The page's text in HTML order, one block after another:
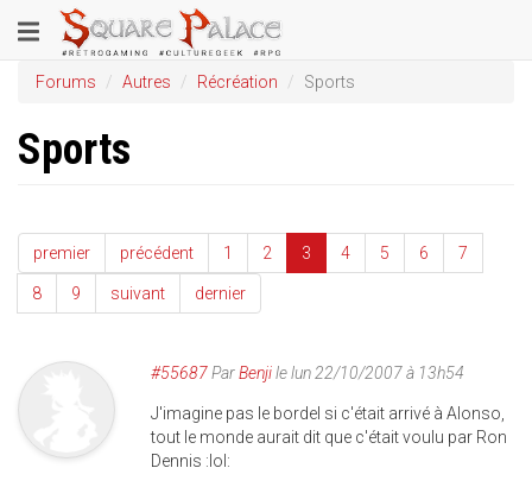
au
contenu
principal
Toggle
navigation
Forums Autres Récréation Sports
Sports
premier précédent 1 2 3 4 5 6 7
8 9 suivant dernier
#55687ParBenjile lun 22/10/2007 à 13h54
J'imagine pas le bordel si c'était arrivé à Alonso,
tout le monde aurait dit que c'était voulu par Ron
Dennis :lol: